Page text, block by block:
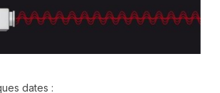
dates :